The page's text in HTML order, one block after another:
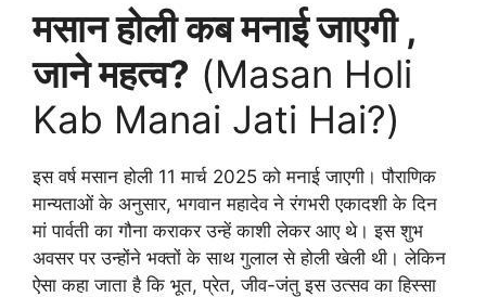
मसान होली कब मनाई जाएगी ,
जाने महत्व? (Masan Holi
Kab Manai Jati Hai?)
इस वर्ष मसान होली 11 मार्च 2025 को मनाई जाएगी। पौराणिक
मान्यताओं के अनुसार, भगवान महादेव ने रंगभरी एकादशी के दिन
मां पार्वती का गौना कराकर उन्हें काशी लेकर आए थे। इस शुभ
अवसर पर उन्होंने भक्तों के साथ गुलाल से होली खेली थी। लेकिन
ऐसा कहा जाता है कि भूत, प्रेत, जीव-जंतु इस उत्सव का हिस्सा